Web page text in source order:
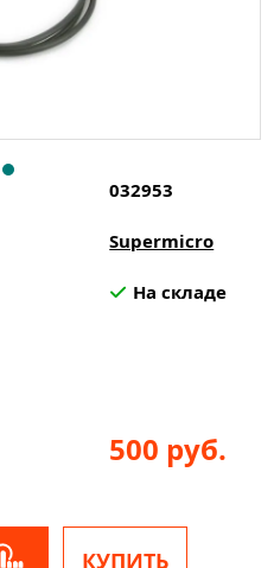
032953
Supermicro
На складе
500 руб.
КУПИТЬ